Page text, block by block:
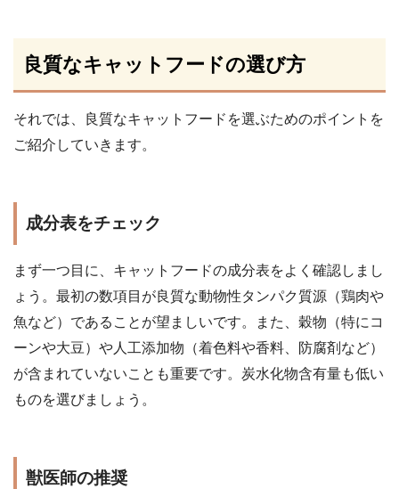
良質なキャットフードの選び方
それでは、良質なキャットフードを選ぶためのポイントを
ご紹介していきます。
成分表をチェック
まず一つ目に、キャットフードの成分表をよく確認しまし
ょう。最初の数項目が良質な動物性タンパク質源（鶏肉や
魚など）であることが望ましいです。また、穀物（特にコ
ーンや大豆）や人工添加物（着色料や香料、防腐剤など）
が含まれていないことも重要です。炭水化物含有量も低い
ものを選びましょう。
獣医師の推奨